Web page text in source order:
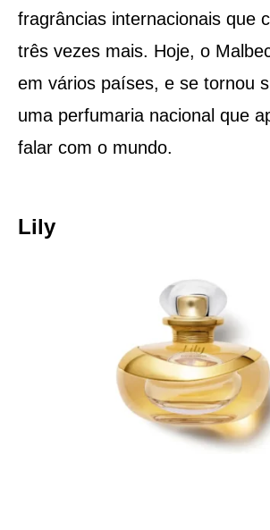
fragrâncias internacionais que
três vezes mais. Hoje, o
em vários países, e se tornou
uma perfumaria nacional que
falar com o mundo.
Lily